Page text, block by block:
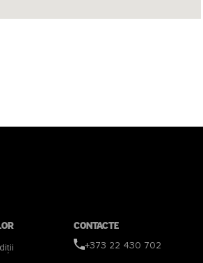
Contacte
+373 22 430 702